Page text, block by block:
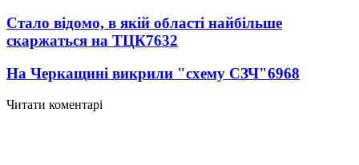
Стало відомо, в якій області найбільше
скаржаться на ТЦК7632
На Черкащині викрили "схему СЗЧ"6968
Читати коментарі